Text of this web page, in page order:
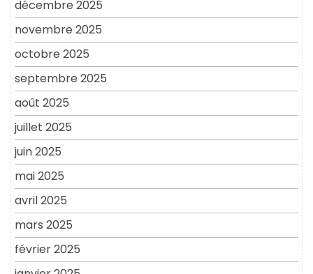
décembre 2025
novembre 2025
octobre 2025
septembre 2025
août 2025
juillet 2025
juin 2025
mai 2025
avril 2025
mars 2025
février 2025